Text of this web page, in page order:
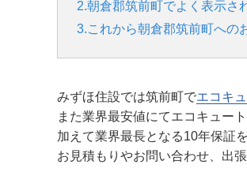
2.朝倉郡筑前町でよく表示さ
3.これから朝倉郡筑前町への
みずほ住設では筑前町でエコキ
また業界最安値にてエコキュー
加えて業界最長となる10年保証
お見積もりやお問い合わせ、出